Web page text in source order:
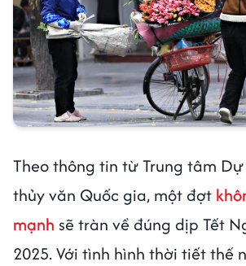
Theo thông tin từ Trung tâm
thủy văn Quốc gia, một đợt
mạnh sẽ tràn về đúng dịp Tết
2025. Với tình hình thời tiết thế